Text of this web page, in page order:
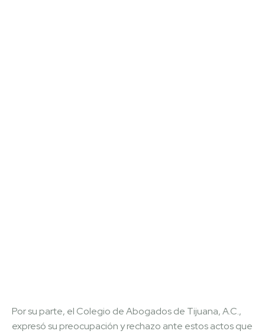
Por su parte, el Colegio de Abogados de Tijuana, A.C.,
expresó su preocupación y rechazo ante estos actos que